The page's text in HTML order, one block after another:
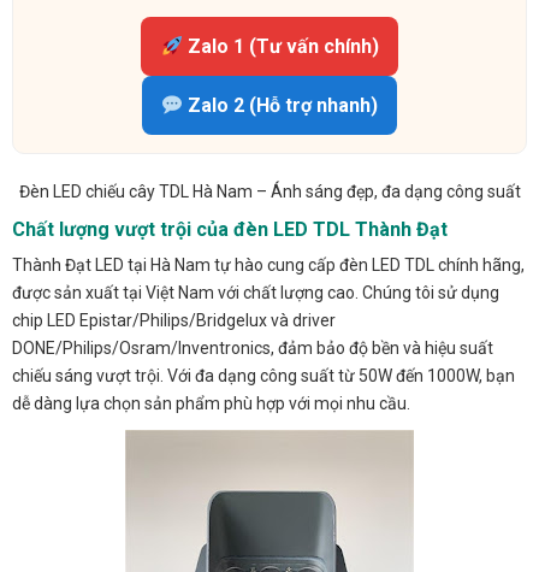
Zalo 1 (Tư vấn chính)
Zalo 2 (Hỗ trợ nhanh)
Đèn LED chiếu cây TDL Hà Nam – Ánh sáng đẹp, đa dạng công suất
Chất lượng vượt trội của đèn LED TDL Thành Đạt
Thành Đạt LED tại Hà Nam tự hào cung cấp đèn LED TDL chính hãng,
được sản xuất tại Việt Nam với chất lượng cao. Chúng tôi sử dụng
chip LED Epistar/Philips/Bridgelux và driver
DONE/Philips/Osram/Inventronics, đảm bảo độ bền và hiệu suất
chiếu sáng vượt trội. Với đa dạng công suất từ 50W đến 1000W, bạn
dễ dàng lựa chọn sản phẩm phù hợp với mọi nhu cầu.